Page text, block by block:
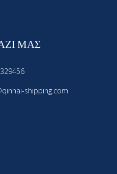
ΜΑΣ
shipping.com